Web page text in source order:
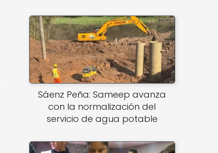
Sáenz Peña: Sameep avanza
con la normalización del
servicio de agua potable